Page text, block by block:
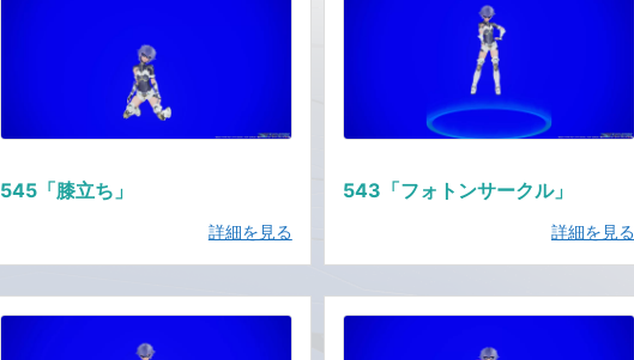
545「膝立ち」
詳細を見る
543「フォトンサークル」
詳細を見る